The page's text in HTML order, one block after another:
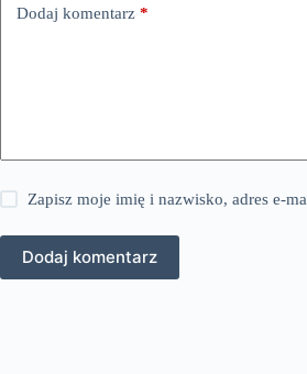
Dodaj komentarz *
Zapisz moje imię i nazwisko, adres e-
Dodaj komentarz